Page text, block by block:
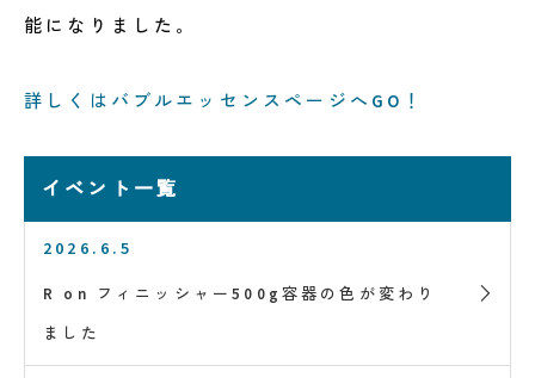
能になりました。
詳しくはバブルエッセンスページへGO！
イベント一覧
2026.6.5
R on フィニッシャー500g容器の色が変わり
ました